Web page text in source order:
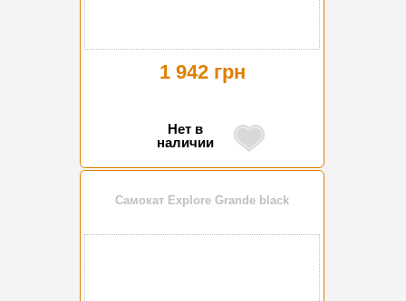
1 942 грн
Нет в
наличии
Самокат Explore Grande black